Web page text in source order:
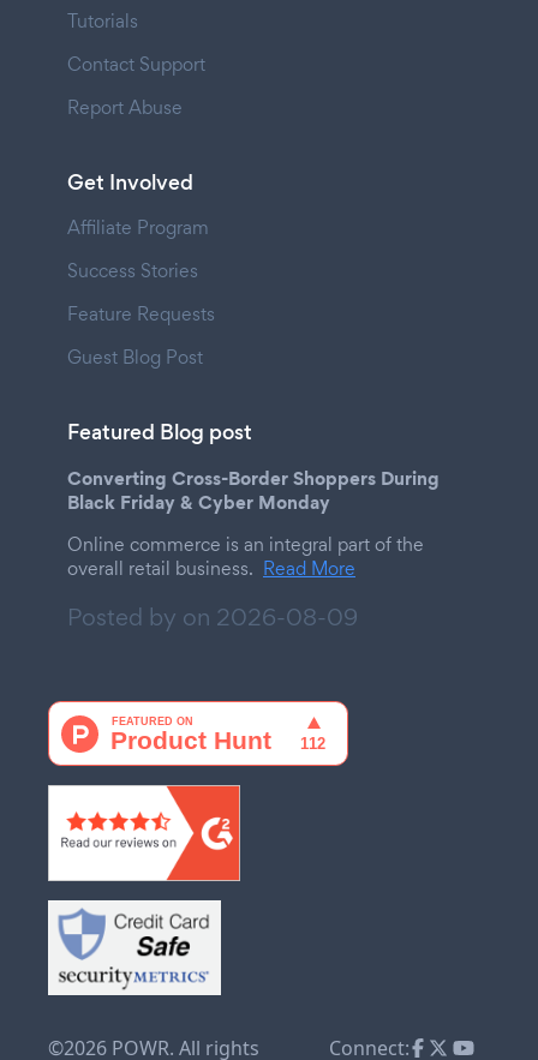
Tutorials
Contact Support
Report Abuse
Get Involved
Affiliate Program
Success Stories
Feature Requests
Guest Blog Post
Featured Blog post
Converting Cross-Border Shoppers During
Black Friday & Cyber Monday
Online commerce is an integral part of the
overall retail business. Read More
Posted by on 2026-08-09
©2026 POWR. All rights Connect: